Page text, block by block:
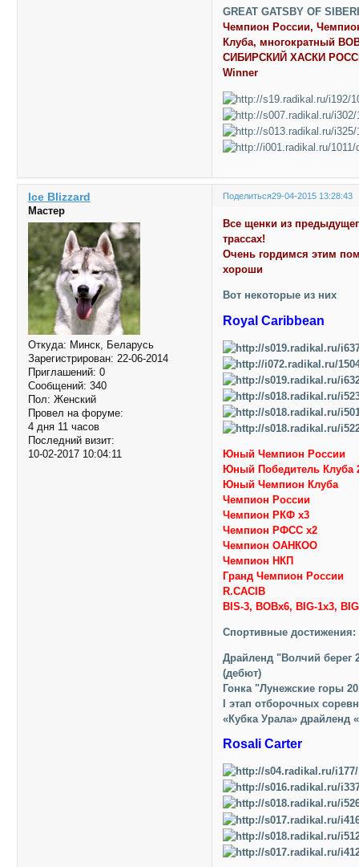
GREAT GATSBY OF
Чемпион России,
Клуба, многократный
СИБИРСКИЙ ХАСКИ
Winner
Поделиться29-04-2015 13:28:43
Ice Blizzard
Мастер
Откуда: Минск, Беларусь
Зарегистрирован: 22-06-2014
Приглашений: 0
Сообщений: 340
Пол: Женский
Провел на форуме:
4 дня 11 часов
Последний визит:
10-02-2017 10:04:11
Все щенки из
трассах!
Очень гордимся этим
хороши
Вот некоторые из них
Royal Caribbean
Юный Чемпион России
Юный Победитель Клуба
Юный Чемпион Клуба
Чемпион России
Чемпион РКФ х3
Чемпион РФСС х2
Чемпион ОАНКОО
Чемпион НКП
Гранд Чемпион России
R.CACIB
BIS-3, BOBx6, BIG-1x3,
Спортивные достижения:
Драйленд "Волчий берег
(дебют)
Гонка "Лунежские горы
I этап отборочных
«Кубка Урала» драйленд
Rosali Carter